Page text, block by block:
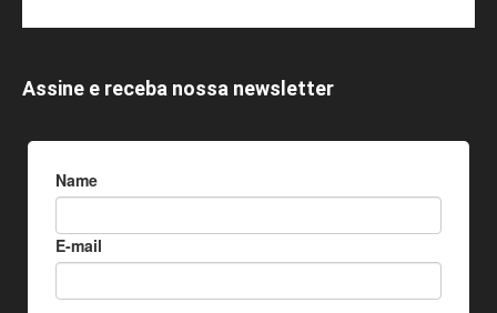
Assine e receba nossa newsletter